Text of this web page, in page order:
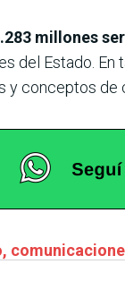
millones
del Estado. En
y conceptos de